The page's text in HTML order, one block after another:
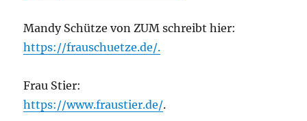
Mandy Schütze von ZUM schreibt hier:
https://frauschuetze.de/.
Frau Stier:
https://www.fraustier.de/.